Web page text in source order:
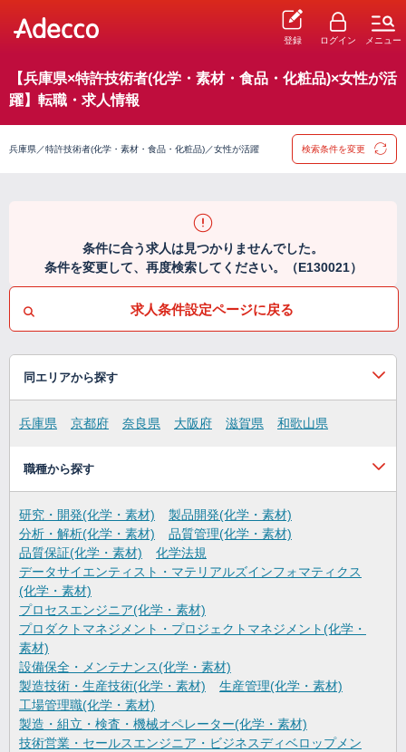
登録 ログイン メニュー
【兵庫県×特許技術者(化学・素材・食品・化粧品)×女性が活
躍】転職・求人情報
兵庫県／特許技術者(化学・素材・食品・化粧品)／女性が活躍 検索条件を変更
条件に合う求人は見つかりませんでした。
条件を変更して、再度検索してください。（E130021）
求人条件設定ページに戻る
同エリアから探す
兵庫県 京都府 奈良県 大阪府 滋賀県 和歌山県
職種から探す
研究・開発(化学・素材)
製品開発(化学・素材)
分析・解析(化学・素材)
品質管理(化学・素材)
品質保証(化学・素材)
化学法規
データサイエンティスト・マテリアルズインフォマティクス
(化学・素材)
プロセスエンジニア(化学・素材)
プロダクトマネジメント・プロジェクトマネジメント(化学・
素材)
設備保全・メンテナンス(化学・素材)
製造技術・生産技術(化学・素材)
生産管理(化学・素材)
工場管理職(化学・素材)
製造・組立・検査・機械オペレーター(化学・素材)
技術営業・セールスエンジニア・ビジネスディベロップメン